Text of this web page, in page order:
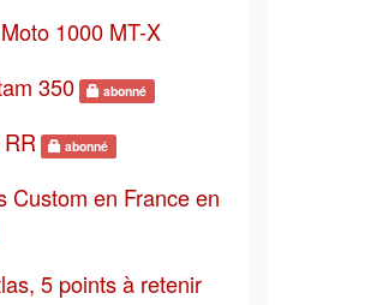
1000 MT-X
350
abonné
abonné
Custom en France en
5 points à retenir